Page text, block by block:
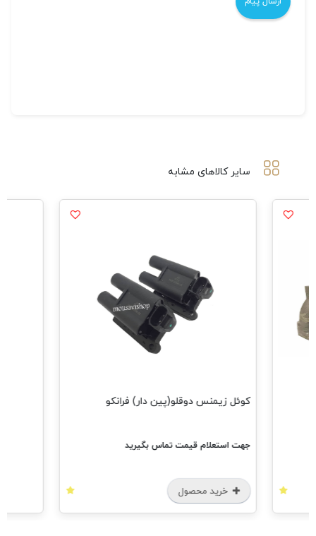
سایر کالاهای مشابه
کوئل زیمنس دوقلو(پین دار) فرانکو
جهت استعلام قیمت تماس بگیرید
خرید محصول